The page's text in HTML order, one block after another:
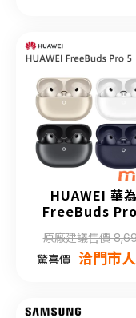
HUAWEI 華為
FreeBuds
原廠建議售價
驚喜價 洽門市